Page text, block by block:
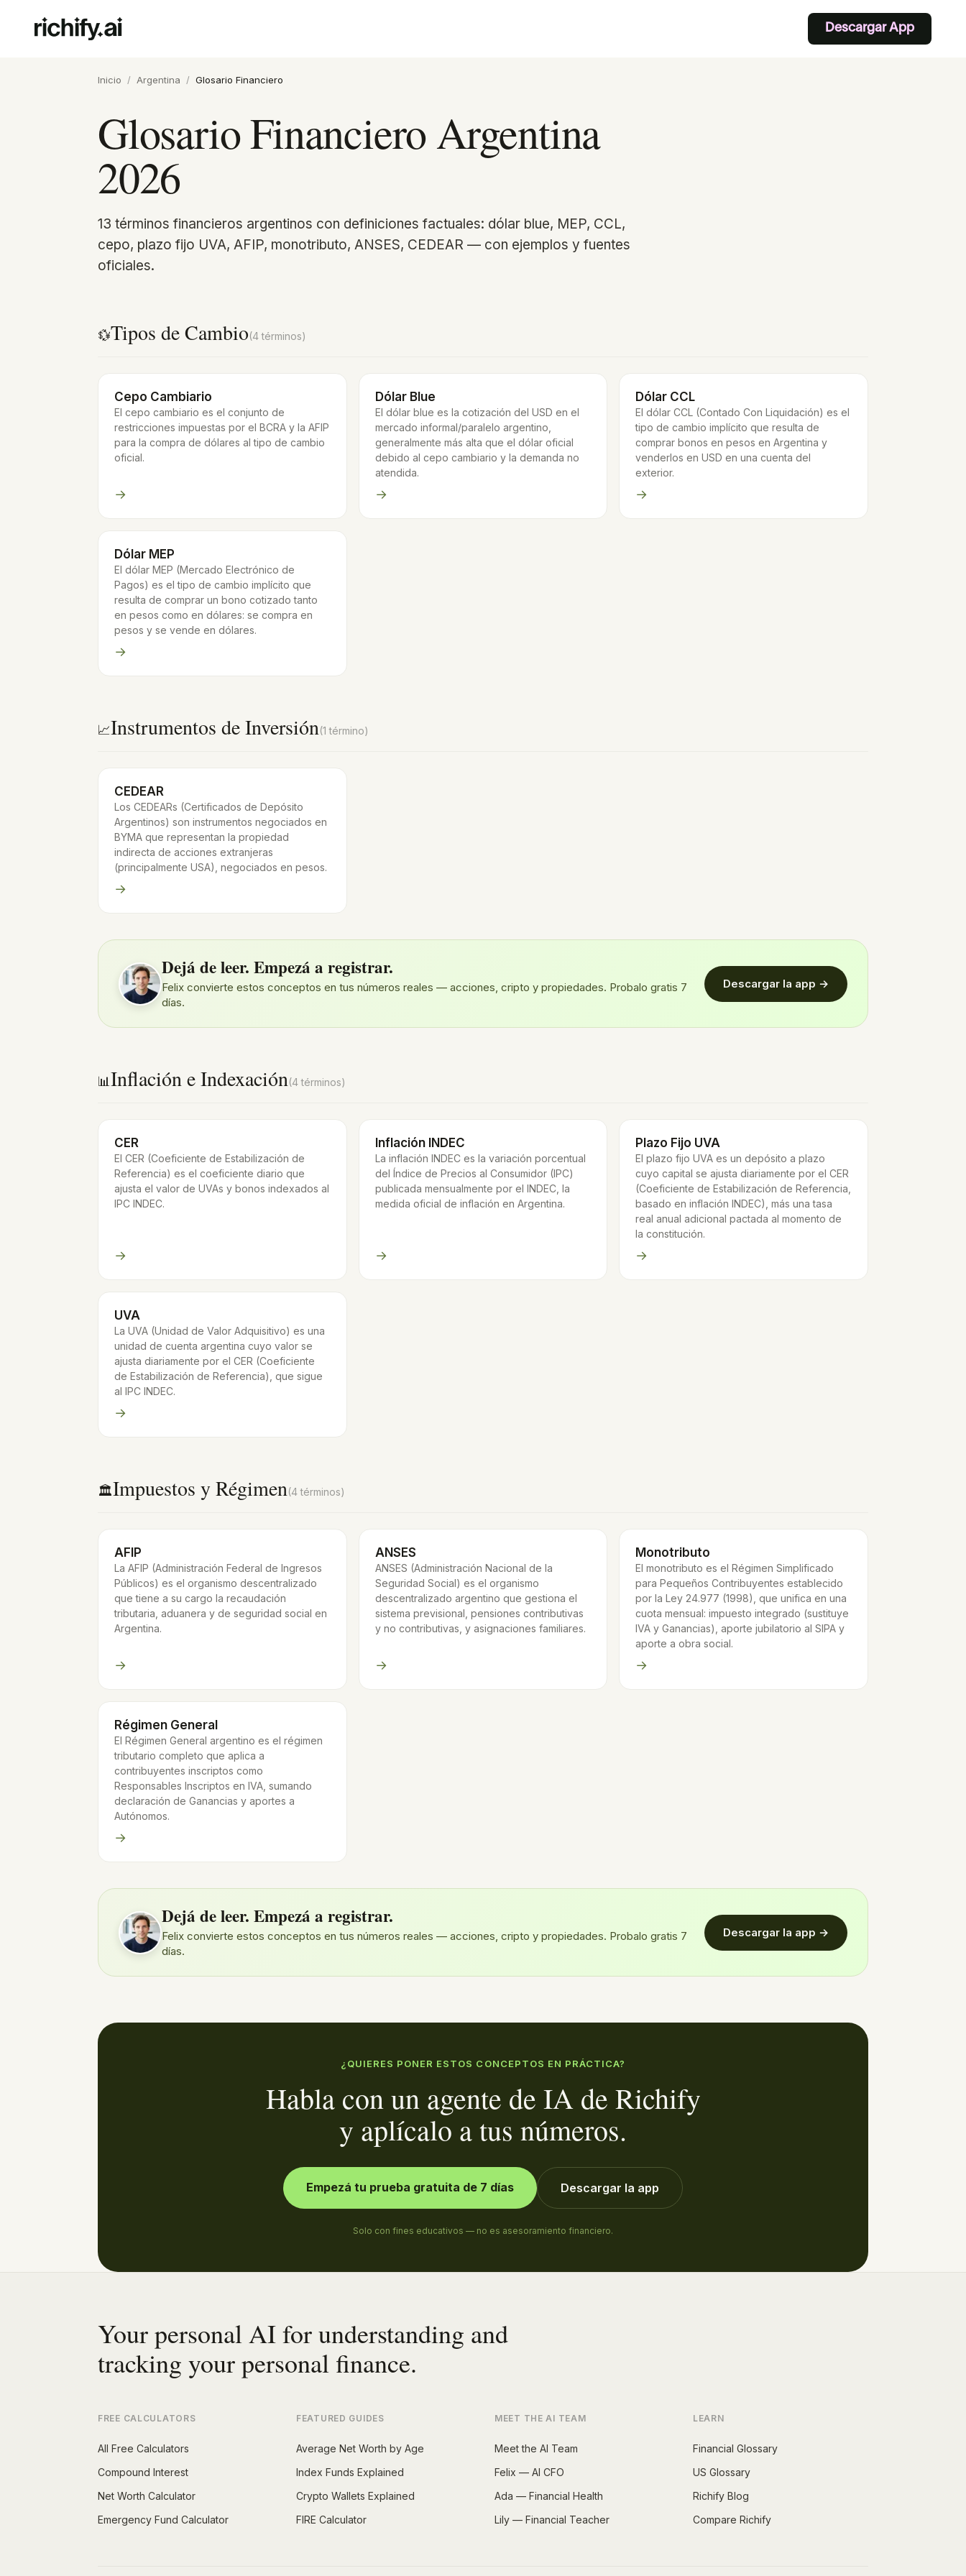
Descargar App
Inicio / Argentina / Glosario Financiero
Glosario Financiero Argentina
2026
13 términos financieros argentinos con definiciones factuales: dólar blue, MEP, CCL,
cepo, plazo fijo UVA, AFIP, monotributo, ANSES, CEDEAR — con ejemplos y fuentes
oficiales.
💱Tipos de Cambio(4 términos)
Cepo Cambiario
El cepo cambiario es el conjunto de
restricciones impuestas por el BCRA y la AFIP
para la compra de dólares al tipo de cambio
oficial.
→
Dólar Blue
El dólar blue es la cotización del USD en el
mercado informal/paralelo argentino,
generalmente más alta que el dólar oficial
debido al cepo cambiario y la demanda no
atendida.
→
Dólar CCL
El dólar CCL (Contado Con Liquidación) es el
tipo de cambio implícito que resulta de
comprar bonos en pesos en Argentina y
venderlos en USD en una cuenta del
exterior.
→
Dólar MEP
El dólar MEP (Mercado Electrónico de
Pagos) es el tipo de cambio implícito que
resulta de comprar un bono cotizado tanto
en pesos como en dólares: se compra en
pesos y se vende en dólares.
→
📈Instrumentos de Inversión(1 término)
CEDEAR
Los CEDEARs (Certificados de Depósito
Argentinos) son instrumentos negociados en
BYMA que representan la propiedad
indirecta de acciones extranjeras
(principalmente USA), negociados en pesos.
→
Dejá de leer. Empezá a registrar.
Felix convierte estos conceptos en tus números reales — acciones, cripto y propiedades. Probalo gratis 7
días.
Descargar la app →
📊Inflación e Indexación(4 términos)
CER
El CER (Coeficiente de Estabilización de
Referencia) es el coeficiente diario que
ajusta el valor de UVAs y bonos indexados al
IPC INDEC.
→
Inflación INDEC
La inflación INDEC es la variación porcentual
del Índice de Precios al Consumidor (IPC)
publicada mensualmente por el INDEC, la
medida oficial de inflación en Argentina.
→
Plazo Fijo UVA
El plazo fijo UVA es un depósito a plazo
cuyo capital se ajusta diariamente por el CER
(Coeficiente de Estabilización de Referencia,
basado en inflación INDEC), más una tasa
real anual adicional pactada al momento de
la constitución.
→
UVA
La UVA (Unidad de Valor Adquisitivo) es una
unidad de cuenta argentina cuyo valor se
ajusta diariamente por el CER (Coeficiente
de Estabilización de Referencia), que sigue
al IPC INDEC.
→
🏛️Impuestos y Régimen(4 términos)
AFIP
La AFIP (Administración Federal de Ingresos
Públicos) es el organismo descentralizado
que tiene a su cargo la recaudación
tributaria, aduanera y de seguridad social en
Argentina.
→
ANSES
ANSES (Administración Nacional de la
Seguridad Social) es el organismo
descentralizado argentino que gestiona el
sistema previsional, pensiones contributivas
y no contributivas, y asignaciones familiares.
→
Monotributo
El monotributo es el Régimen Simplificado
para Pequeños Contribuyentes establecido
por la Ley 24.977 (1998), que unifica en una
cuota mensual: impuesto integrado (sustituye
IVA y Ganancias), aporte jubilatorio al SIPA y
aporte a obra social.
→
Régimen General
El Régimen General argentino es el régimen
tributario completo que aplica a
contribuyentes inscriptos como
Responsables Inscriptos en IVA, sumando
declaración de Ganancias y aportes a
Autónomos.
→
Dejá de leer. Empezá a registrar.
Felix convierte estos conceptos en tus números reales — acciones, cripto y propiedades. Probalo gratis 7
días.
Descargar la app →
¿QUIERES PONER ESTOS CONCEPTOS EN PRÁCTICA?
Habla con un agente de IA de Richify
y aplícalo a tus números.
Empezá tu prueba gratuita de 7 días Descargar la app
Solo con fines educativos — no es asesoramiento financiero.
Your personal AI for understanding and
tracking your personal finance.
FREE CALCULATORS
All Free Calculators
Compound Interest
Net Worth Calculator
Emergency Fund Calculator
FEATURED GUIDES
Average Net Worth by Age
Index Funds Explained
Crypto Wallets Explained
FIRE Calculator
MEET THE AI TEAM
Meet the AI Team
Felix — AI CFO
Ada — Financial Health
Lily — Financial Teacher
LEARN
Financial Glossary
US Glossary
Richify Blog
Compare Richify